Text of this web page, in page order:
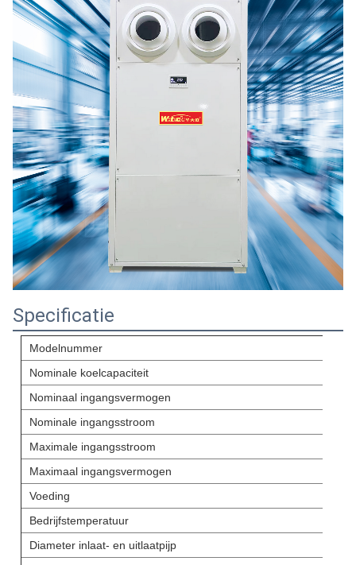
Specificatie
Modelnummer
Nominale koelcapaciteit
Nominaal ingangsvermogen
Nominale ingangsstroom
Maximale ingangsstroom
Maximaal ingangsvermogen
Voeding
Bedrijfstemperatuur
Diameter inlaat- en uitlaatpijp